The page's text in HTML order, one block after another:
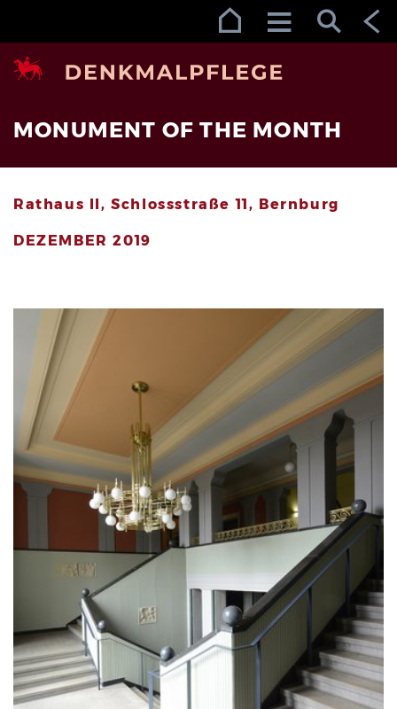
MONUMENT OF THE MONTH
Rathaus II, Schlossstraße 11, Bernburg
DEZEMBER 2019